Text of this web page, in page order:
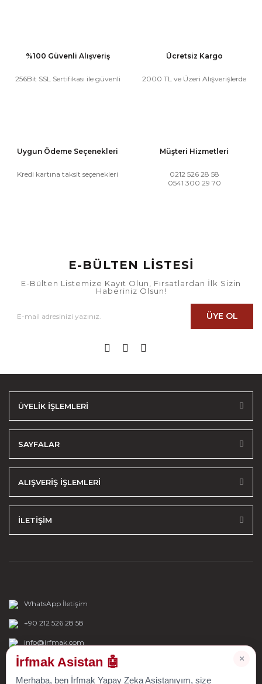
%100 Güvenli Alışveriş
256Bit SSL Sertifikası ile güvenli
Ücretsiz Kargo
2000 TL ve Üzeri Alışverişlerde
Uygun Ödeme Seçenekleri
Kredi kartına taksit seçenekleri
Müşteri Hizmetleri
0212 526 28 58
0541 300 29 70
E-BÜLTEN LİSTESİ
E-Bülten Listemize Kayıt Olun, Fırsatlardan İlk Sizin
Haberiniz Olsun!
ÜYE OL
ÜYELİK İŞLEMLERİ
SAYFALAR
ALIŞVERİŞ İŞLEMLERİ
İLETİŞİM
WhatsApp İletişim
+90 212 526 28 58
info@irfmak.com
×
İrfmak Asistan 🤖
Merhaba, ben İrfmak Yapay Zeka Asistanıyım, size